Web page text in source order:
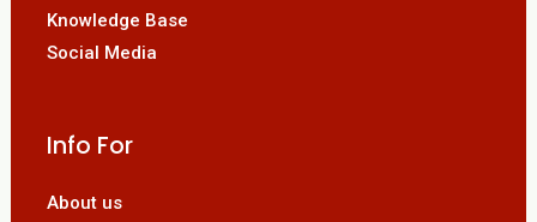
Knowledge Base
Social Media
Info For
About us